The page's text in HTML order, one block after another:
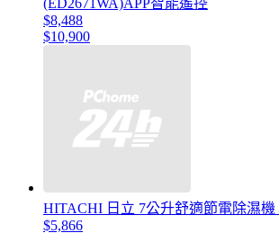
(ED2671WA)APP智能遙控
$8,488
$10,900
HITACHI 日立 7公升舒適節電除濕機
$5,866